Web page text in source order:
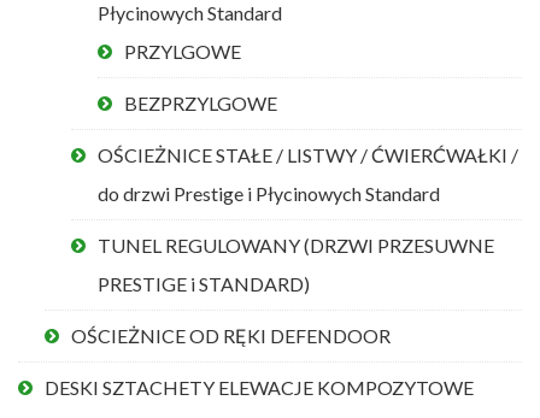
Płycinowych Standard
PRZYLGOWE
BEZPRZYLGOWE
OŚCIEŻNICE STAŁE / LISTWY / ĆWIERĆWAŁKI /
do drzwi Prestige i Płycinowych Standard
TUNEL REGULOWANY (DRZWI PRZESUWNE
PRESTIGE i STANDARD)
OŚCIEŻNICE OD RĘKI DEFENDOOR
DESKI SZTACHETY ELEWACJE KOMPOZYTOWE